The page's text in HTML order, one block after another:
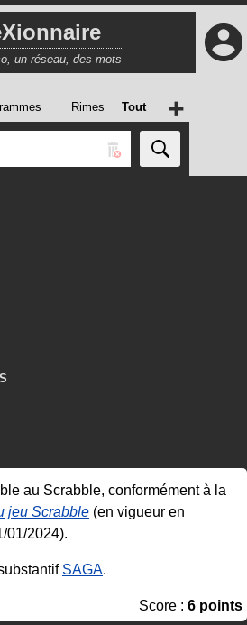
un réseau, des mots
Rimes Tout +
au Scrabble, conformément à la
jeu Scrabble (en vigueur en
01/2024).
SAGA.
Score : 6 points